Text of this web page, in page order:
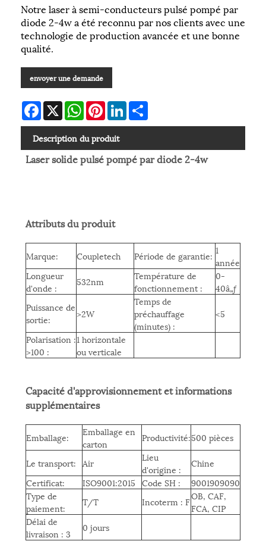
Notre laser à semi-conducteurs pulsé pompé par
diode 2-4w a été reconnu par nos clients avec une
technologie de production avancée et une bonne
qualité.
envoyer une demande
Facebook
X WhatsAppPinterestLinkedIn
Description du produit
Laser solide pulsé pompé par diode 2-4w
Attributs du produit
Marque: Coupletech Période de garantie: 1
année
Longueur
d'onde :
532nm
Température de
fonctionnement :
0-
40â„ƒ
Puissance de
sortie:
>2W
Temps de
préchauffage
(minutes) :
<5
Polarisation :
>100 :
1 horizontale
ou verticale
Capacité d'approvisionnement et informations
supplémentaires
Emballage:
Emballage en
carton
Productivité:500 pièces
Le transport: Air
Lieu
d'origine :
Chine
Certificat:
ISO9001:2015 Code SH :
9001909090
Type de
paiement:
T/T Incoterm : FOB, CAF,
FCA, CIP
Délai de
livraison : 3
0 jours